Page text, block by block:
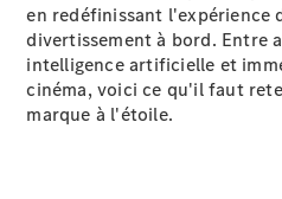
Berlines
en redéfinissant l'expérience
divertissement à bord. Entre
intelligence artificielle et
cinéma, voici ce qu'il faut
marque à l'étoile.